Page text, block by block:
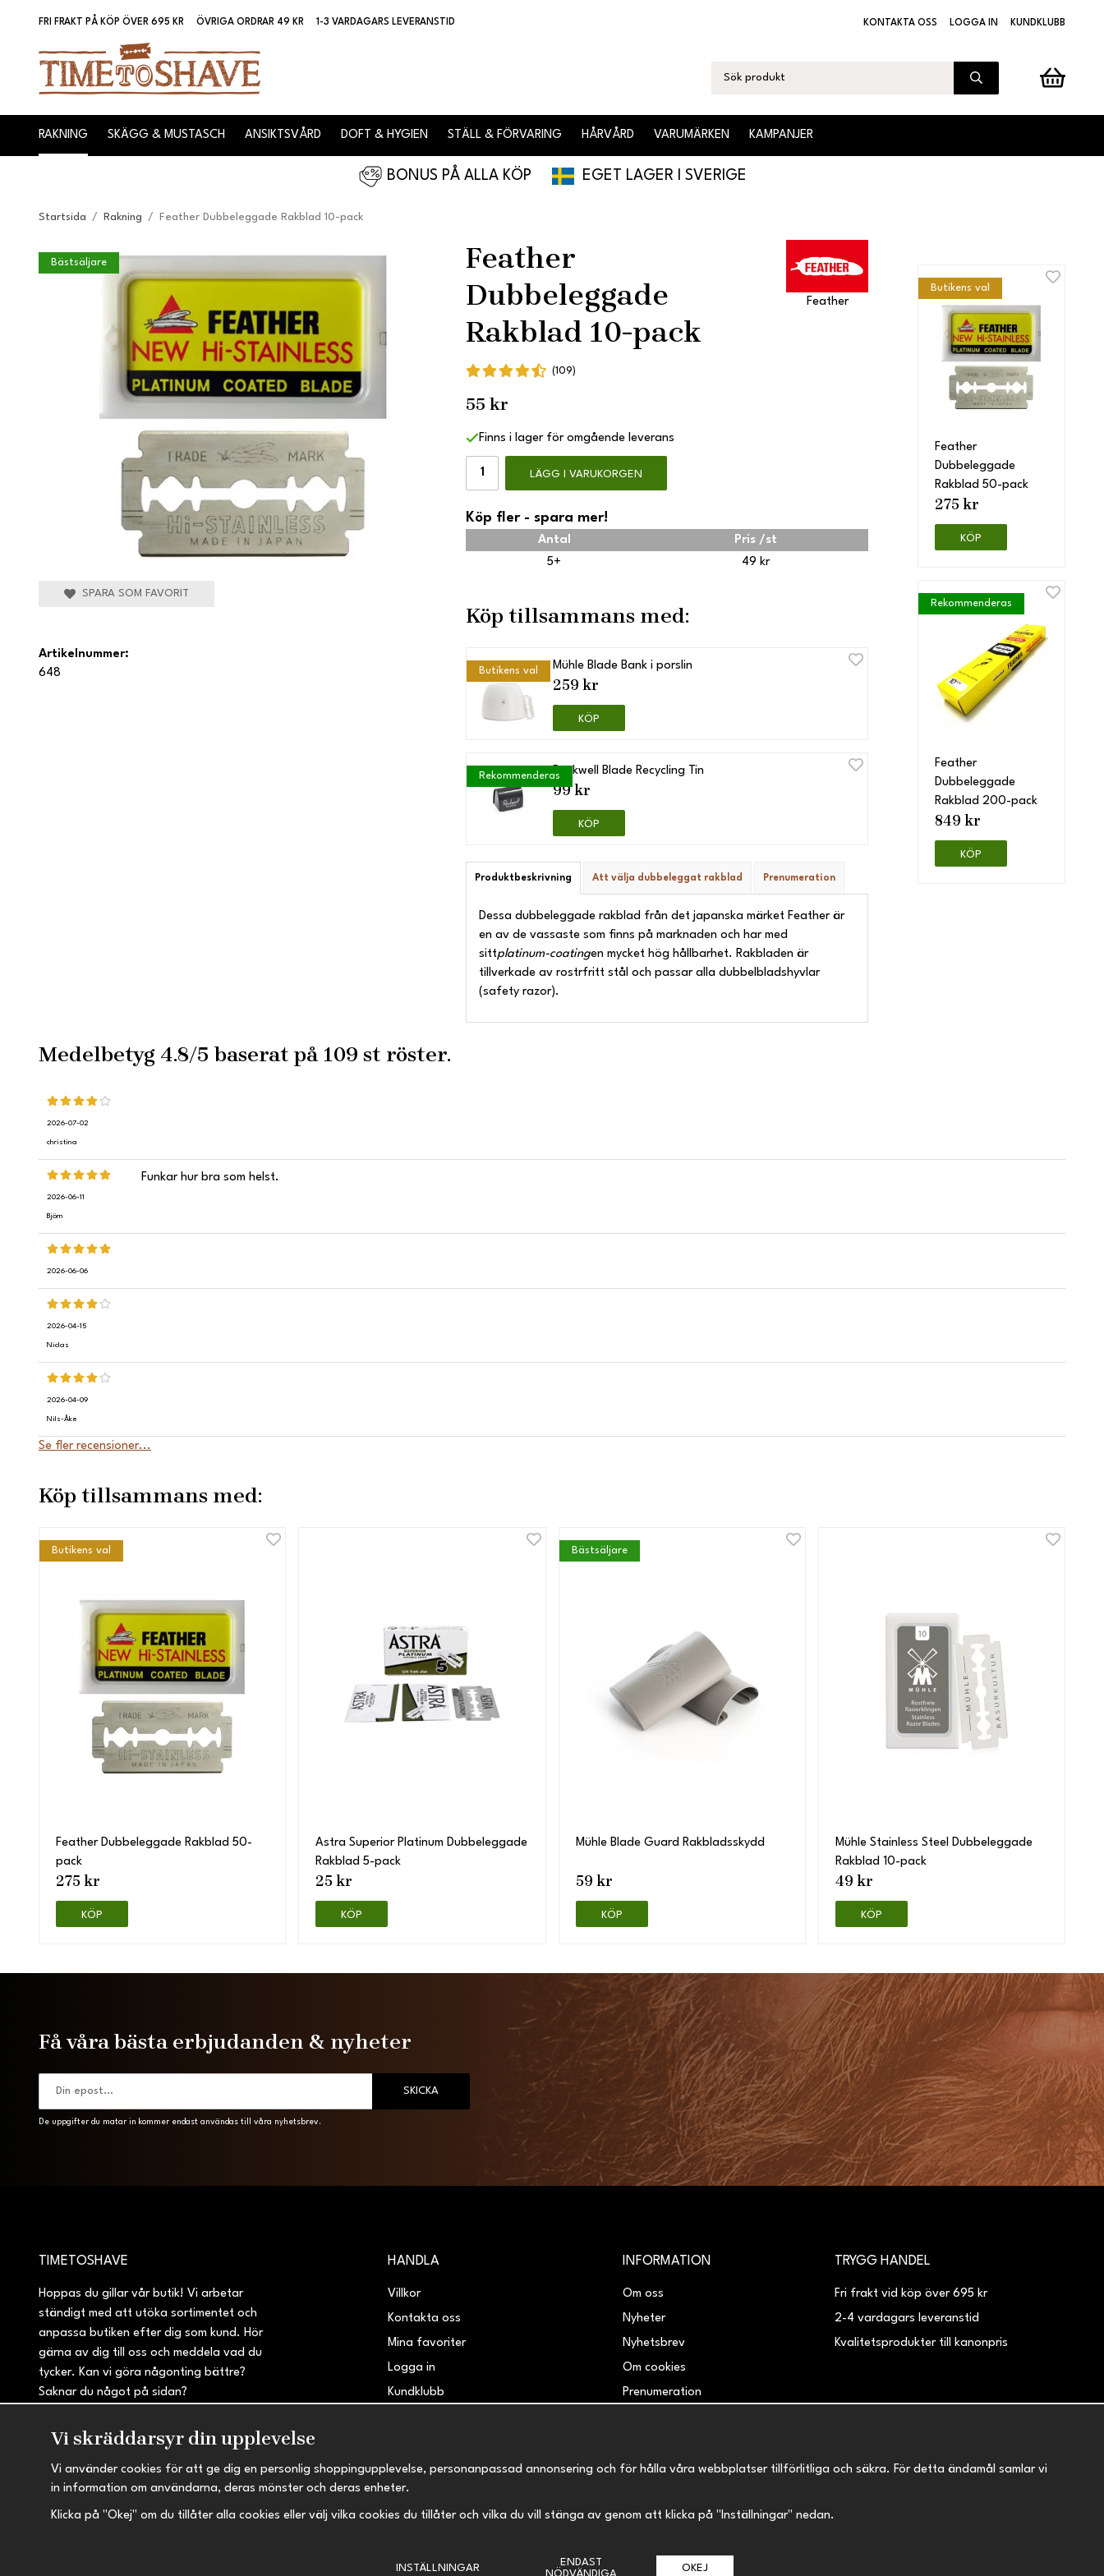
FRI FRAKT PÅ KÖP ÖVER 695 KR ÖVRIGA ORDRAR 49 KR 1-3 VARDAGARS LEVERANSTID KONTAKTA OSS LOGGA IN KUNDKLUBB
RAKNING SKÄGG & MUSTASCH ANSIKTSVÅRD DOFT & HYGIEN STÄLL & FÖRVARING HÅRVÅRD VARUMÄRKEN KAMPANJER
BONUS PÅ ALLA KÖP EGET LAGER I SVERIGE
Startsida / Rakning / Feather Dubbeleggade Rakblad 10-pack
Bästsäljare
Feather
Dubbeleggade
Rakblad 10-pack
Feather
(109)
55 kr
Finns i lager för omgående leverans
LÄGG I VARUKORGEN
Köp fler - spara mer!
Antal
Pris /st
5+
49 kr
Köp tillsammans med:
Butikens val Mühle Blade Bank i porslin
259 kr
KÖP
RekommenderasRockwell Blade Recycling Tin
99 kr
KÖP
Produktbeskrivning Att välja dubbeleggat rakblad Prenumeration
Dessa dubbeleggade rakblad från det japanska märket Feather är
en av de vassaste som finns på marknaden och har med
sittplatinum-coatingen mycket hög hållbarhet. Rakbladen är
tillverkade av rostrfritt stål och passar alla dubbelbladshyvlar
(safety razor).
Butikens val
Feather
Dubbeleggade
Rakblad 50-pack
275 kr
KÖP
Rekommenderas
Feather
Dubbeleggade
Rakblad 200-pack
849 kr
KÖP
SPARA SOM FAVORIT
Artikelnummer:
648
Medelbetyg 4.8/5 baserat på 109 st röster.
2026-07-02
christina
2026-06-11
Björn
Funkar hur bra som helst.
2026-06-06
2026-04-15
Niclas
2026-04-09
Nils-Åke
Se fler recensioner...
Köp tillsammans med:
Butikens val
Feather Dubbeleggade Rakblad 50-
pack
275 kr
KÖP
Astra Superior Platinum Dubbeleggade
Rakblad 5-pack
25 kr
KÖP
Bästsäljare
Mühle Blade Guard Rakbladsskydd
59 kr
KÖP
Mühle Stainless Steel Dubbeleggade
Rakblad 10-pack
49 kr
KÖP
Få våra bästa erbjudanden & nyheter
SKICKA
De uppgifter du matar in kommer endast användas till våra nyhetsbrev.
TIMETOSHAVE
Hoppas du gillar vår butik! Vi arbetar
ständigt med att utöka sortimentet och
anpassa butiken efter dig som kund. Hör
gärna av dig till oss och meddela vad du
tycker. Kan vi göra någonting bättre?
Saknar du något på sidan?
HANDLA
Villkor
Kontakta oss
Mina favoriter
Logga in
Kundklubb
INFORMATION
Om oss
Nyheter
Nyhetsbrev
Om cookies
Prenumeration
TRYGG HANDEL
Fri frakt vid köp över 695 kr
2-4 vardagars leveranstid
Kvalitetsprodukter till kanonpris
Vi skräddarsyr din upplevelse
Vi använder cookies för att ge dig en personlig shoppingupplevelse, personanpassad annonsering och för hålla våra webbplatser tillförlitliga och säkra. För detta ändamål samlar vi
in information om användarna, deras mönster och deras enheter.
Klicka på "Okej" om du tillåter alla cookies eller välj vilka cookies du tillåter och vilka du vill stänga av genom att klicka på "Inställningar" nedan.
INSTÄLLNINGAR
ENDAST
OKEJ